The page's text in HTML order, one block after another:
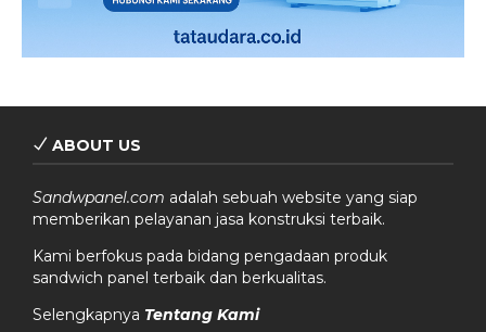
ABOUT US
Sandwpanel.com adalah sebuah website yang siap
memberikan pelayanan jasa konstruksi terbaik.
Kami berfokus pada bidang pengadaan produk
sandwich panel terbaik dan berkualitas.
Selengkapnya Tentang Kami